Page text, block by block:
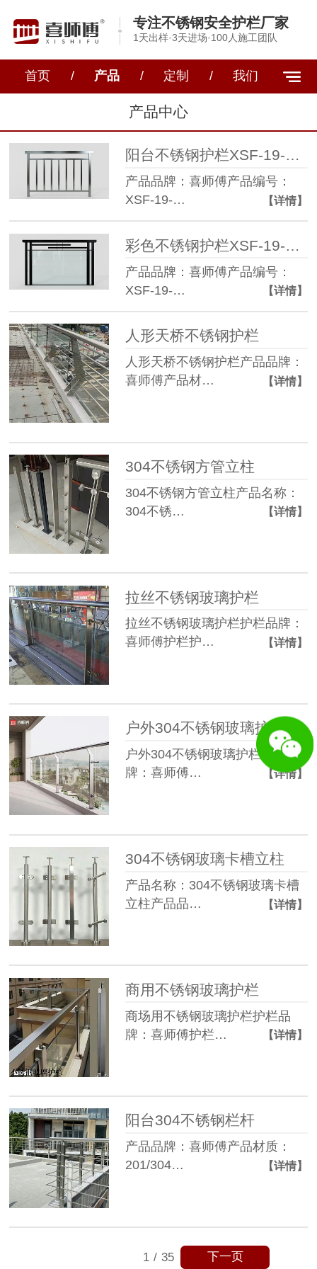
专注不锈钢安全护栏厂家
1天出样·3天进场·100人施工团队
首页 / 产品 / 定制 / 我们
产品中心
阳台不锈钢护栏XSF-19-0007
产品品牌：喜师傅产品编号：
XSF-19-…
【详情】
彩色不锈钢护栏XSF-19-001
产品品牌：喜师傅产品编号：
XSF-19-…
【详情】
人形天桥不锈钢护栏
人形天桥不锈钢护栏产品品牌：
喜师傅产品材…
【详情】
304不锈钢方管立柱
304不锈钢方管立柱产品名称：
304不锈…
【详情】
拉丝不锈钢玻璃护栏
拉丝不锈钢玻璃护栏护栏品牌：
喜师傅护栏护…
【详情】
户外304不锈钢玻璃护栏
户外304不锈钢玻璃护栏护栏品
牌：喜师傅…
【详情】
304不锈钢玻璃卡槽立柱
产品名称：304不锈钢玻璃卡槽
立柱产品品…
【详情】
商用不锈钢玻璃护栏
商场用不锈钢玻璃护栏护栏品
牌：喜师傅护栏…
【详情】
阳台304不锈钢栏杆
产品品牌：喜师傅产品材质：
201/304…
【详情】
1 / 35 下一页